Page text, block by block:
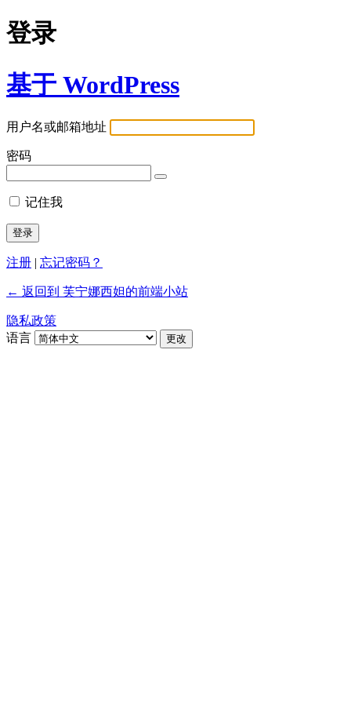
登录
基于 WordPress
用户名或邮箱地址
密码
记住我
注册 | 忘记密码？
← 返回到 芙宁娜西妲的前端小站
隐私政策
语言